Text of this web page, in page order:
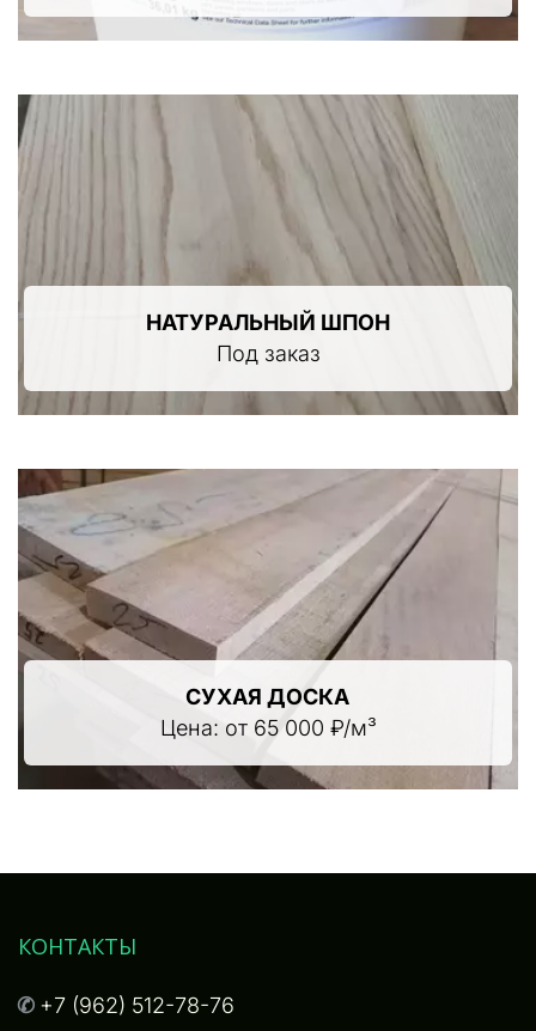
НАТУРАЛЬНЫЙ ШПОН
Под заказ
СУХАЯ ДОСКА
Цена: от 65 000 ₽/м³
КОНТАКТЫ
✆ +7 (962) 512-78-76